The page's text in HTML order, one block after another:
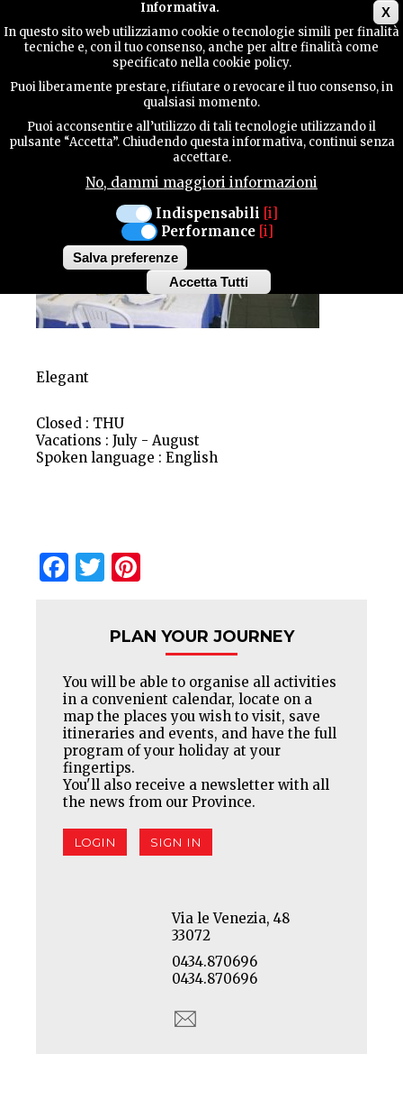
X
Informativa.
In questo sito web utilizziamo cookie o tecnologie simili per finalità
tecniche e, con il tuo consenso, anche per altre finalità come
specificato nella cookie policy.
Puoi liberamente prestare, rifiutare o revocare il tuo consenso, in
qualsiasi momento.
Puoi acconsentire all’utilizzo di tali tecnologie utilizzando il
pulsante “Accetta”. Chiudendo questa informativa, continui senza
accettare.
No, dammi maggiori informazioni
Indispensabili [i]
Performance [i]
Salva preferenze
Accetta Tutti
Withdraw
TERRITORY
CONTACTS
CAMPIELLO
Elegant
Closed : THU
Vacations : July - August
Spoken language : English
Facebook
Twitter
PLAN YOUR JOURNEY
You will be able to organise all activities
in a convenient calendar, locate on a
map the places you wish to visit, save
itineraries and events, and have the full
program of your holiday at your
fingertips.
You'll also receive a newsletter with all
the news from our Province.
LOGIN SIGN IN
Via le Venezia, 48
33072
0434.870696
0434.870696